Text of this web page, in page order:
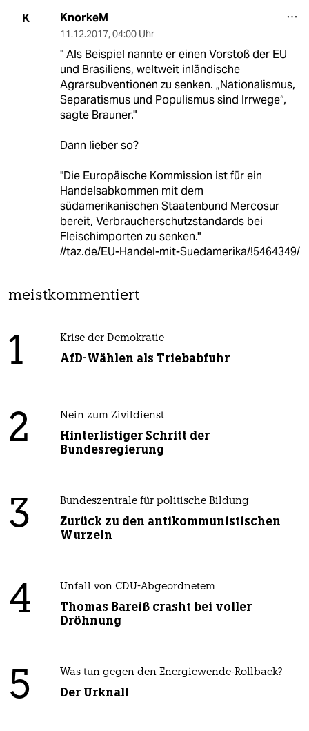
K KnorkeM
11.12.2017, 04:00 Uhr
" Als Beispiel nannte er einen Vorstoß der EU
und Brasiliens, weltweit inländische
Agrarsubventionen zu senken. „Nationalismus,
Separatismus und Populismus sind Irrwege“,
sagte Brauner."
Dann lieber so?
"Die Europäische Kommission ist für ein
Handelsabkommen mit dem
südamerikanischen Staatenbund Mercosur
bereit, Verbraucherschutzstandards bei
Fleischimporten zu senken."
//taz.de/EU-Handel-mit-Suedamerika/!5464349/
meistkommentiert
1 Krise der Demokratie
AfD-Wählen als Triebabfuhr
2 Nein zum Zivildienst
Hinterlistiger Schritt der
Bundesregierung
3 Bundeszentrale für politische Bildung
Zurück zu den antikommunistischen
Wurzeln
4 Unfall von CDU-Abgeordnetem
Thomas Bareiß crasht bei voller
Dröhnung
5 Was tun gegen den Energiewende-Rollback?
Der Urknall